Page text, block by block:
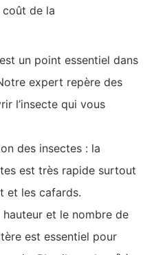
de la
un point essentiel dans
expert repère des
l’insecte qui vous
des insectes : la
est très rapide surtout
et les cafards.
et le nombre de
est essentiel pour